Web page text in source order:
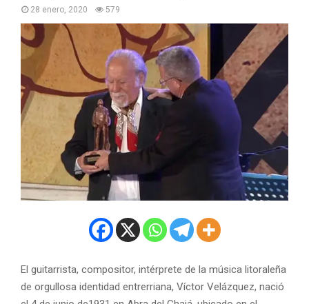
28 enero, 2020 579
El guitarrista, compositor, intérprete de la música litoraleña
de orgullosa identidad entrerriana, Víctor Velázquez, nació